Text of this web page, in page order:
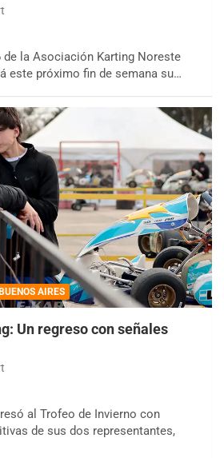
de la Asociación Karting Noreste
este próximo fin de semana su…
AIRES
Un regreso con señales
al Trofeo de Invierno con
de sus dos representantes,